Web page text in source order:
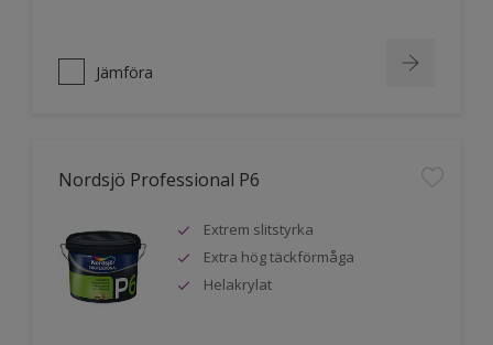
Jämföra
Nordsjö Professional P6
Extrem slitstyrka
Extra hög täckförmåga
Helakrylat